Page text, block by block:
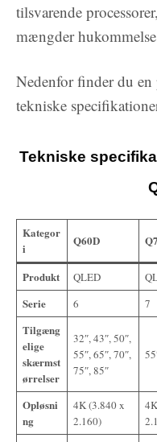
tilsvarende
mængder
Nedenfor finder du
tekniske
Tekniske
Kategor
i
Q60D
Produkt QLED
Serie 6 7
Tilgæng
elige
skærmst
ørrelser
32″, 43″, 50″,
55″, 65″, 70″,
75″, 85″
Opløsni
ng
4K (3.840 x
2.160)